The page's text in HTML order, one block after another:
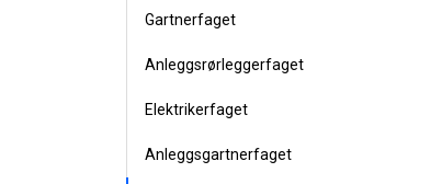
Gartnerfaget
Anleggsrørleggerfaget
Elektrikerfaget
Anleggsgartnerfaget